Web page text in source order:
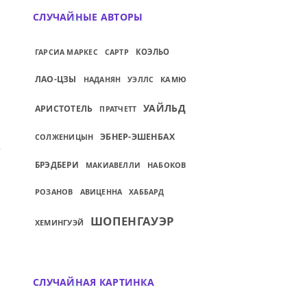
ЕСЛИ ВЫ РЕШИЛИ ДЕЙСТВОВАТЬ,
СЛУЧАЙНЫЕ АВТОРЫ
ГАРСИА МАРКЕС САРТР КОЭЛЬО
ЛАО-ЦЗЫ НАДАНЯН УЭЛЛС КАМЮ
АРИСТОТЕЛЬ ПРАТЧЕТТ УАЙЛЬД
СОЛЖЕНИЦЫН ЭБНЕР-ЭШЕНБАХ
БРЭДБЕРИ МАКИАВЕЛЛИ НАБОКОВ
РОЗАНОВ АВИЦЕННА ХАББАРД
ХЕМИНГУЭЙ ШОПЕНГАУЭР
СЛУЧАЙНАЯ КАРТИНКА